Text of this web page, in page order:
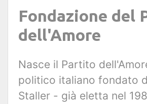
Fondazione del
dell'Amore
Nasce il Partito
politico italiano fondato
Staller - già eletta nel